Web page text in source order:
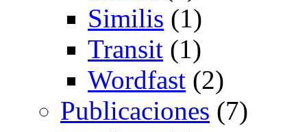
Similis (1)
Transit (1)
Wordfast (2)
Publicaciones (7)